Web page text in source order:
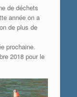
de déchets
année on a
de plus de
prochaine.
2018 pour le